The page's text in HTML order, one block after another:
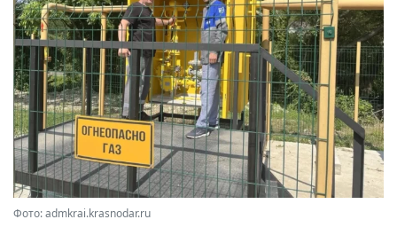
Фото: admkrai.krasnodar.ru